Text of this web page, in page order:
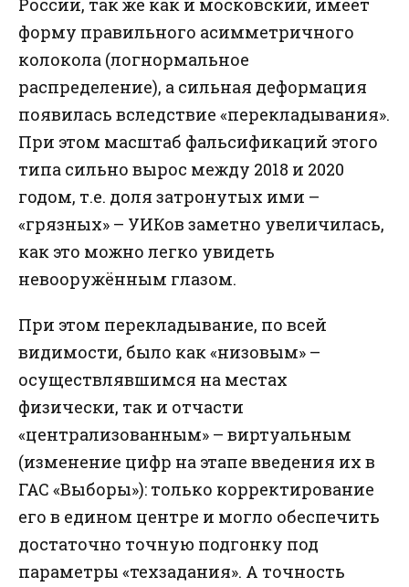
России, так же как и московский, имеет
форму правильного асимметричного
колокола (логнормальное
распределение), а сильная деформация
появилась вследствие «перекладывания».
При этом масштаб фальсификаций этого
типа сильно вырос между 2018 и 2020
годом, т.е. доля затронутых ими –
«грязных» – УИКов заметно увеличилась,
как это можно легко увидеть
невооружённым глазом.
При этом перекладывание, по всей
видимости, было как «низовым» –
осуществлявшимся на местах
физически, так и отчасти
«централизованным» – виртуальным
(изменение цифр на этапе введения их в
ГАС «Выборы»): только корректирование
его в едином центре и могло обеспечить
достаточно точную подгонку под
параметры «техзадания». А точность